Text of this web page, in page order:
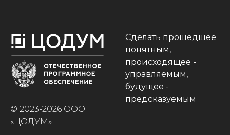
© 2023-2026 ООО
«ЦОДУМ»
Сделать прошедшее
понятным,
происходящее -
управляемым,
будущее -
предсказуемым